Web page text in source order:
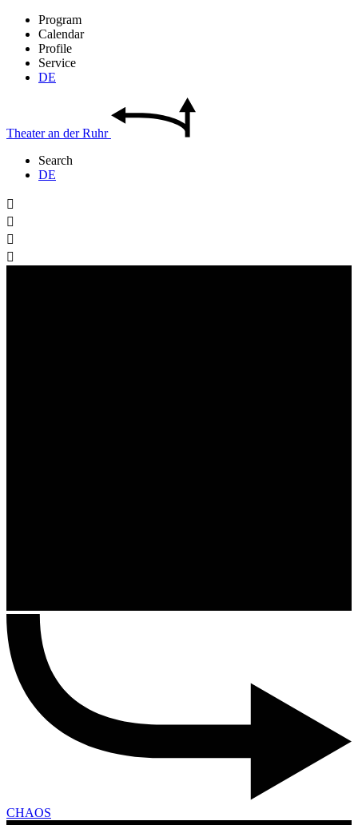
Program
Calendar
Profile
Service
DE
Theateran derRuhr
Search
DE




CHAOS